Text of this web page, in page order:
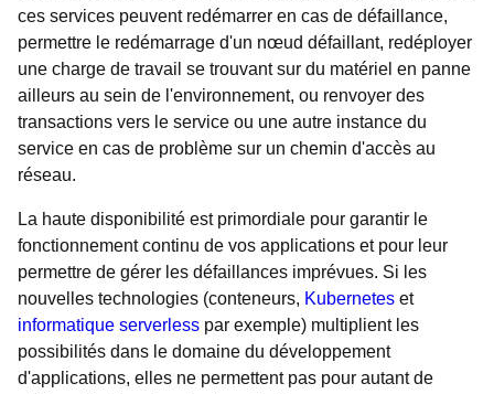
ces services peuvent redémarrer en cas de défaillance,
permettre le redémarrage d'un nœud défaillant, redéployer
une charge de travail se trouvant sur du matériel en panne
ailleurs au sein de l'environnement, ou renvoyer des
transactions vers le service ou une autre instance du
service en cas de problème sur un chemin d'accès au
réseau.
La haute disponibilité est primordiale pour garantir le
fonctionnement continu de vos applications et pour leur
permettre de gérer les défaillances imprévues. Si les
nouvelles technologies (conteneurs, Kubernetes et
informatique serverless par exemple) multiplient les
possibilités dans le domaine du développement
d'applications, elles ne permettent pas pour autant de